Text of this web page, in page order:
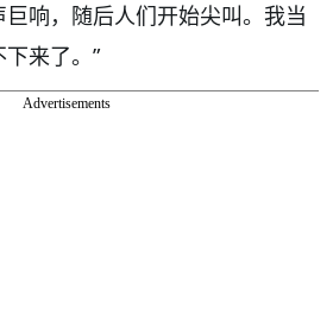
响，随后人们开始尖叫。我当
来了。”
Advertisements